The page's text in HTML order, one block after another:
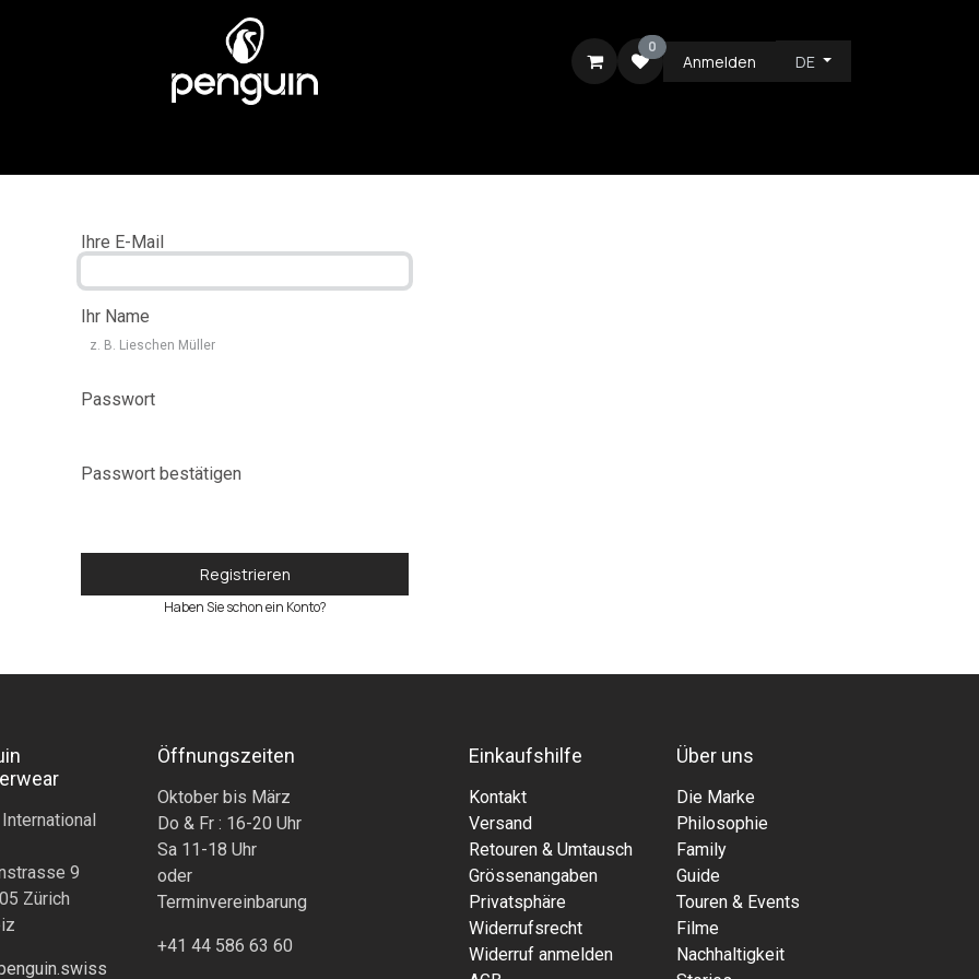
0
Anmelden DE
Ihre E-Mail
Ihr Name
Passwort
Passwort bestätigen
Registrieren
Haben Sie schon ein Konto?
9
Zürich
Öffnungszeiten
Oktober bis März
Do & Fr : 16-20 Uhr
Sa 11-18 Uhr
oder
Terminvereinbarung
+41 44 586 63 60
Einkaufshilfe
Kontakt
Versand
Retouren & Umtausch
Grössenangaben
Privatsphäre
Widerrufsrecht
Widerruf anmelden
Über uns
Die Marke
Philosophie
Family
Guide
Touren & Events
Filme
Nachhaltigkeit